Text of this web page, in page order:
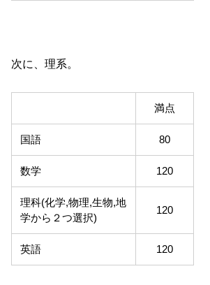
次に、理系。
満点
国語 80
数学 120
理科(化学,物理,生物,地
学から２つ選択)
120
英語 120